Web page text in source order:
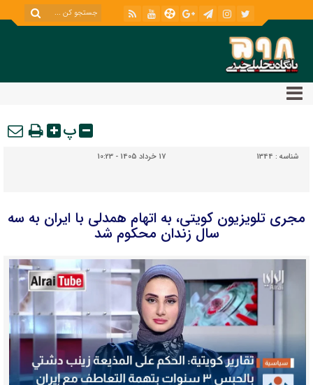
پ
شناسه : 1344 17 خرداد 1405 - 10:23
مجری تلویزیون کویتی، به اتهام همدلی با ایران به سه
سال زندان محکوم شد